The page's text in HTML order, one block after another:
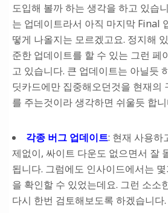
도입해 볼까 하는 생각을 하고 있습
는 업데이트라서 아직 마지막 Final
떻게 나올지는 모르겠고요. 정지해
준한 업데이트를 할 수 있는 그런 페
고 있습니다. 큰 업데이트는 아닐듯
딧카드에만 집중해오던것을 현재의
를 주는것이라 생각하면 쉬울듯 합니
각종 버그 업데이트: 현재 사용하
제없이, 싸이트 다운도 없으면서 잘
됩니다. 그럼에도 인사이드에서는
을 확인할 수 있었는데요. 그런 소소
다시 한번 검토해보도록 하겠습니다.